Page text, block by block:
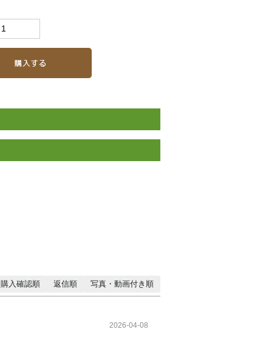
購入確認順 返信順 写真・動画付き順
2026-04-08